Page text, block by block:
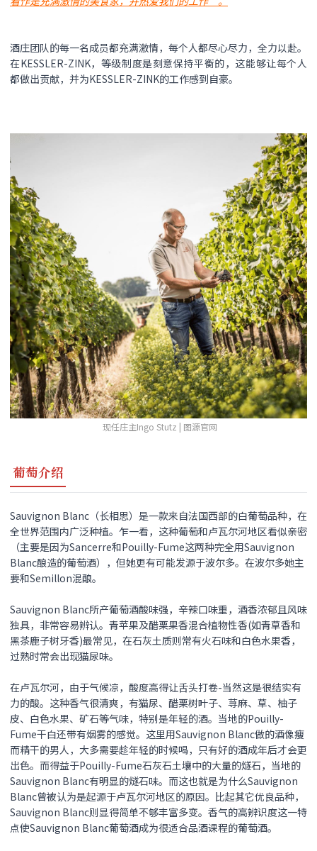
酒庄团队的每一名成员都充满激情，每个人都尽心尽力，全力以赴。
在KESSLER-ZINK，等级制度是刻意保持平衡的，这能够让每个人
都做出贡献，并为KESSLER-ZINK的工作感到自豪。
现任庄主Ingo Stutz | 图源官网
葡萄介绍
Sauvignon Blanc（长相思）是一款来自法国西部的白葡萄品种，在
全世界范围内广泛种植。乍一看，这种葡萄和卢瓦尔河地区看似亲密
（主要是因为Sancerre和Pouilly-Fume这两种完全用Sauvignon
Blanc酿造的葡萄酒），但她更有可能发源于波尔多。在波尔多她主
要和Semillon混酿。
Sauvignon Blanc所产葡萄酒酸味强，辛辣口味重，酒香浓郁且风味
独具，非常容易辨认。青苹果及醋栗果香混合植物性香(如青草香和
黑茶鹿子树牙香)最常见，在石灰土质则常有火石味和白色水果香，
过熟时常会出现猫尿味。
在卢瓦尔河，由于气候凉，酸度高得让舌头打卷-当然这是很结实有
力的酸。这种香气很清爽，有猫尿、醋栗树叶子、荨麻、草、柚子
皮、白色水果、矿石等气味，特别是年轻的酒。当地的Pouilly-
Fume干白还带有烟雾的感觉。这里用Sauvignon Blanc做的酒像瘦
而精干的男人，大多需要趁年轻的时候喝，只有好的酒成年后才会更
出色。而得益于Pouilly-Fume石灰石土壤中的大量的燧石，当地的
Sauvignon Blanc有明显的燧石味。而这也就是为什么Sauvignon
Blanc曾被认为是起源于卢瓦尔河地区的原因。比起其它优良品种，
Sauvignon Blanc则显得简单不够丰富多变。香气的高辨识度这一特
点使Sauvignon Blanc葡萄酒成为很适合品酒课程的葡萄酒。